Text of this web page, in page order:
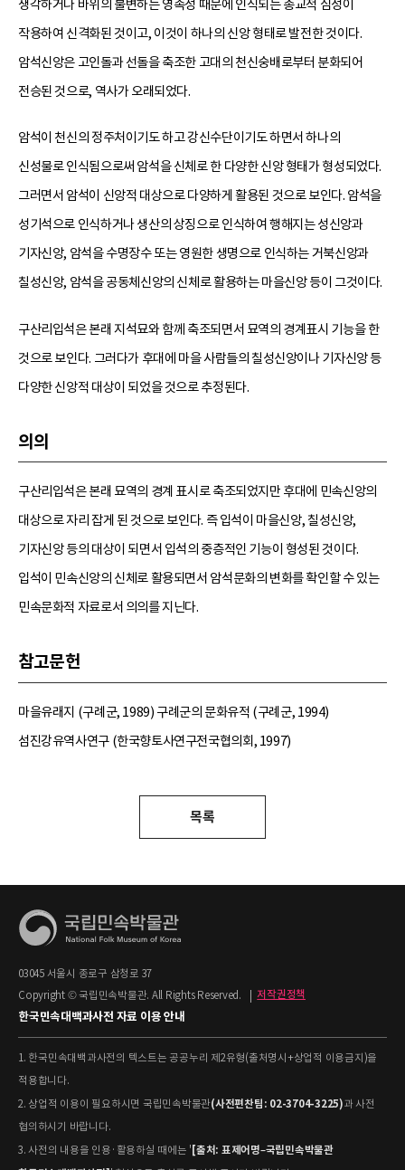
생각하거나 바위의 불변하는 영속성 때문에 인식되는 종교적 심성이
작용하여 신격화된 것이고, 이것이 하나의 신앙 형태로 발전한 것이다.
암석신앙은 고인돌과 선돌을 축조한 고대의 천신숭배로부터 분화되어
전승된 것으로, 역사가 오래되었다.
암석이 천신의 정주처이기도 하고 강신수단이기도 하면서 하나의
신성물로 인식됨으로써 암석을 신체로 한 다양한 신앙 형태가 형성되었다.
그러면서 암석이 신앙적 대상으로 다양하게 활용된 것으로 보인다. 암석을
성기석으로 인식하거나 생산의 상징으로 인식하여 행해지는 성신앙과
기자신앙, 암석을 수명장수 또는 영원한 생명으로 인식하는 거북신앙과
칠성신앙, 암석을 공동체신앙의 신체로 활용하는 마을신앙 등이 그것이다.
구산리입석은 본래 지석묘와 함께 축조되면서 묘역의 경계표시 기능을 한
것으로 보인다. 그러다가 후대에 마을 사람들의 칠성신앙이나 기자신앙 등
다양한 신앙적 대상이 되었을 것으로 추정된다.
의의
구산리입석은 본래 묘역의 경계 표시로 축조되었지만 후대에 민속신앙의
대상으로 자리 잡게 된 것으로 보인다. 즉 입석이 마을신앙, 칠성신앙,
기자신앙 등의 대상이 되면서 입석의 중층적인 기능이 형성된 것이다.
입석이 민속신앙의 신체로 활용되면서 암석문화의 변화를 확인할 수 있는
민속문화적 자료로서 의의를 지닌다.
참고문헌
마을유래지 (구례군, 1989) 구례군의 문화유적 (구례군, 1994)
섬진강유역사연구 (한국향토사연구전국협의회, 1997)
목록
03045 서울시 종로구 삼청로 37
Copyright © 국립민속박물관. All Rights Reserved.
저작권정책
한국민속대백과사전 자료 이용 안내
1. 한국민속대백과사전의 텍스트는 공공누리 제2유형(출처명시+상업적 이용금지)을
적용합니다.
2. 상업적 이용이 필요하시면 국립민속박물관(사전편찬팀: 02-3704-3225)과 사전
협의하시기 바랍니다.
3. 사전의 내용을 인용·활용하실 때에는 '[출처: 표제어명–국립민속박물관